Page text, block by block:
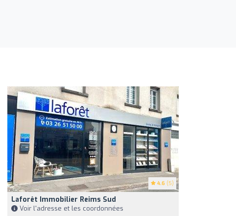
4.6 (5)
Laforêt Immobilier Reims Sud
Voir l'adresse et les coordonnées